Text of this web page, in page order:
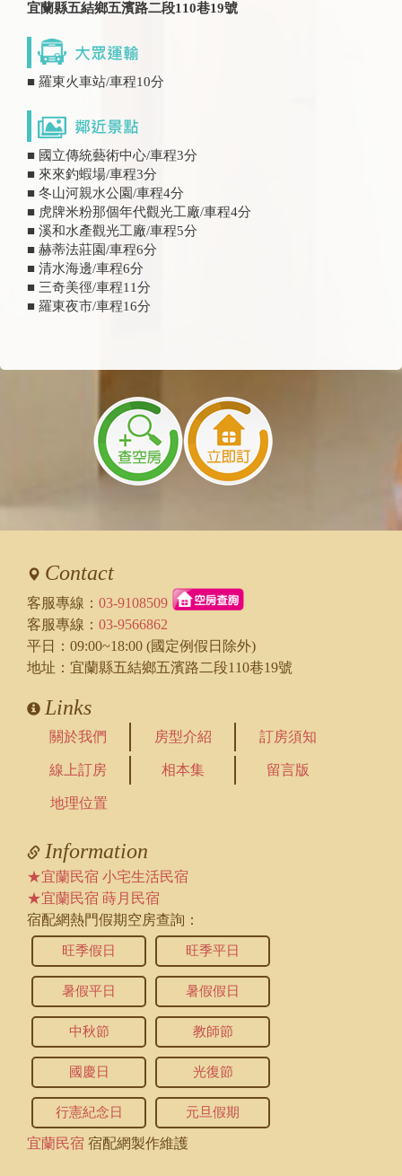
宜蘭縣五結鄉五濱路二段110巷19號
■ 羅東火車站/車程10分
■ 國立傳統藝術中心/車程3分
■ 來來釣蝦場/車程3分
■ 冬山河親水公園/車程4分
■ 虎牌米粉那個年代觀光工廠/車程4分
■ 溪和水產觀光工廠/車程5分
■ 赫蒂法莊園/車程6分
■ 清水海邊/車程6分
■ 三奇美徑/車程11分
■ 羅東夜市/車程16分
Contact
客服專線： 03-9108509
客服專線： 03-9566862
平日：09:00~18:00 (國定例假日除外)
地址：宜蘭縣五結鄉五濱路二段110巷19號
Links
關於我們 房型介紹 訂房須知
線上訂房 相本集 留言版
地理位置
Information
★宜蘭民宿 小宅生活民宿
★宜蘭民宿 蒔月民宿
宿配網熱門假期空房查詢：
旺季假日 旺季平日
暑假平日 暑假假日
中秋節 教師節
國慶日 光復節
行憲紀念日 元旦假期
宜蘭民宿 宿配網製作維護